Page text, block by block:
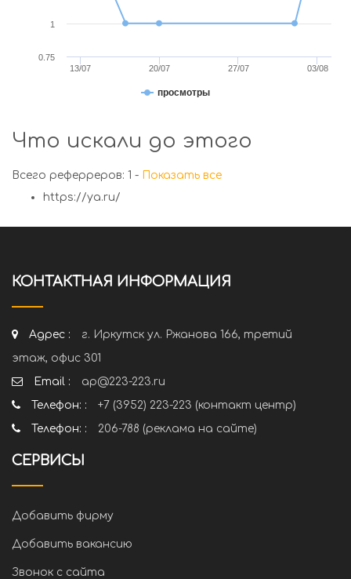
просмотры
13/07 20/07 27/07 03/08
0.75
1
Что искали до этого
Всего реферреров: 1 - Показать все
https://ya.ru/
КОНТАКТНАЯ ИНФОРМАЦИЯ
Адрес :
г. Иркутск ул. Ржанова 166, третий
этаж, офис 301
Email :
ap@223-223.ru
Телефон: :
+7 (3952) 223-223 (контакт центр)
Телефон: :
206-788 (реклама на сайте)
СЕРВИСЫ
Добавить фирму
Добавить вакансию
Звонок с сайта